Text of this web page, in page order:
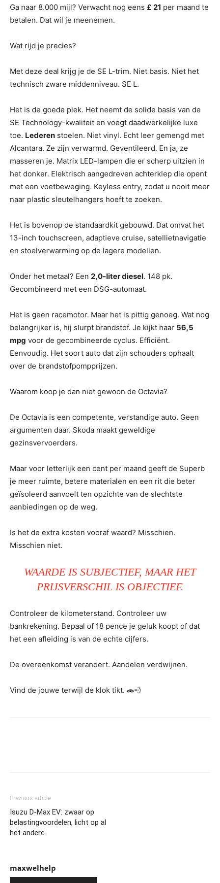
Ga naar 8.000 mijl? Verwacht nog eens £ 21 per maand te
betalen. Dat wil je meenemen.
Wat rijd je precies?
Met deze deal krijg je de SE L-trim. Niet basis. Niet het
technisch zware middenniveau. SE L.
Het is de goede plek. Het neemt de solide basis van de
SE Technology-kwaliteit en voegt daadwerkelijke luxe
toe. Lederen stoelen. Niet vinyl. Echt leer gemengd met
Alcantara. Ze zijn verwarmd. Geventileerd. En ja, ze
masseren je. Matrix LED-lampen die er scherp uitzien in
het donker. Elektrisch aangedreven achterklep die opent
met een voetbeweging. Keyless entry, zodat u nooit meer
naar plastic sleutelhangers hoeft te zoeken.
Het is bovenop de standaardkit gebouwd. Dat omvat het
13-inch touchscreen, adaptieve cruise, satellietnavigatie
en stoelverwarming op de lagere modellen.
Onder het metaal? Een 2,0-liter diesel. 148 pk.
Gecombineerd met een DSG-automaat.
Het is geen racemotor. Maar het is pittig genoeg. Wat nog
belangrijker is, hij slurpt brandstof. Je kijkt naar 56,5
mpg voor de gecombineerde cyclus. Efficiënt.
Eenvoudig. Het soort auto dat zijn schouders ophaalt
over de brandstofpompprijzen.
Waarom koop je dan niet gewoon de Octavia?
De Octavia is een competente, verstandige auto. Geen
argumenten daar. Skoda maakt geweldige
gezinsvervoerders.
Maar voor letterlijk een cent per maand geeft de Superb
je meer ruimte, betere materialen en een rit die beter
geïsoleerd aanvoelt ten opzichte van de slechtste
aanbiedingen op de weg.
Is het de extra kosten vooraf waard? Misschien.
Misschien niet.
WAARDE IS SUBJECTIEF, MAAR HET
PRIJSVERSCHIL IS OBJECTIEF.
Controleer de kilometerstand. Controleer uw
bankrekening. Bepaal of 18 pence je geluk koopt of dat
het een afleiding is van de echte cijfers.
De overeenkomst verandert. Aandelen verdwijnen.
Vind de jouwe terwijl de klok tikt. 🚗💨
Previous article
Isuzu D-Max EV: zwaar op
belastingvoordelen, licht op al
het andere
maxwelhelp